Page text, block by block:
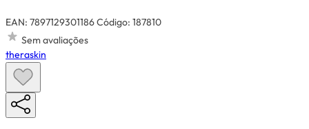
EAN: 7897129301186Código: 187810
Sem avaliações
theraskin